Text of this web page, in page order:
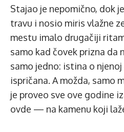
Stajao je nepomično, dok
travu i nosio miris vlažne
mestu imalo drugačiji
samo kad čovek prizna da
samo jedno: istina o
ispričana. A možda, samo
je proveo sve ove godine
ovde — na kamenu koji